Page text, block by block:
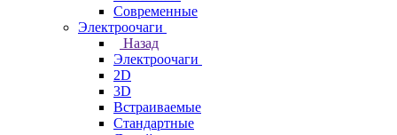
Современные
Электроочаги
Назад
Электроочаги
2D
3D
Встраиваемые
Стандартные